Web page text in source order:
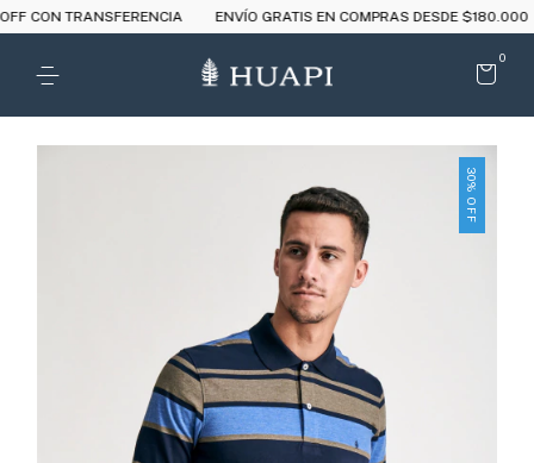
TRANSFERENCIA ENVÍO GRATIS EN COMPRAS DESDE $180.000
0
30
%
OFF